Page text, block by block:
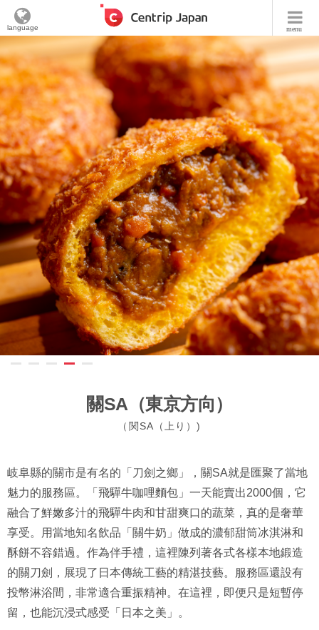
menu
language
關SA（東京方向）
（関SA（上り）)
岐阜縣的關市是有名的「刀劍之鄉」，關SA就是匯聚了當地
魅力的服務區。「飛驒牛咖哩麵包」一天能賣出2000個，它
融合了鮮嫩多汁的飛驒牛肉和甘甜爽口的蔬菜，真的是奢華
享受。用當地知名飲品「關牛奶」做成的濃郁甜筒冰淇淋和
酥餅不容錯過。作為伴手禮，這裡陳列著各式各樣本地鍛造
的關刀劍，展現了日本傳統工藝的精湛技藝。服務區還設有
投幣淋浴間，非常適合重振精神。在這裡，即便只是短暫停
留，也能沉浸式感受「日本之美」。